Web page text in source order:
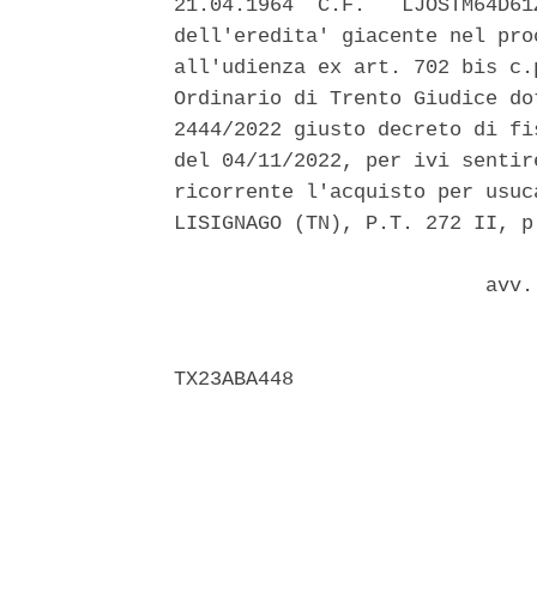
21.04.1964  C.F.
dell'eredita' giacente nel
all'udienza ex art. 702 bis
Ordinario di Trento Giudice
2444/2022 giusto decreto di
del 04/11/2022, per ivi
ricorrente l'acquisto per
LISIGNAGO (TN), P.T. 272 II,